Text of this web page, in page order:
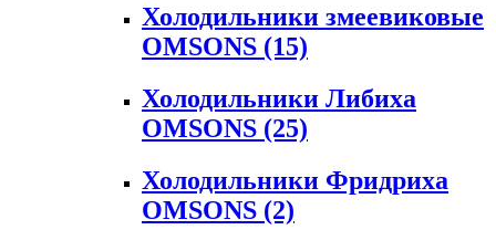
Холодильники змеевиковые
OMSONS (15)
Холодильники Либиха
OMSONS (25)
Холодильники Фридриха
OMSONS (2)